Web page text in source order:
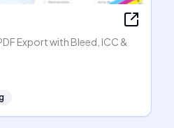
Export with Bleed, ICC &